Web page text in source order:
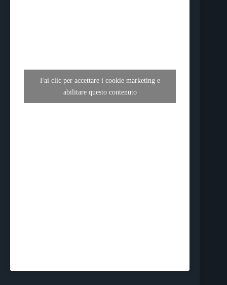
Fai clic per accettare i cookie marketing e
abilitare questo contenuto